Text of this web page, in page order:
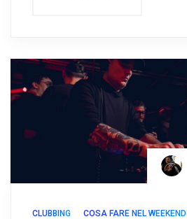
CLUBBING COSA FARE NEL WEEKEND